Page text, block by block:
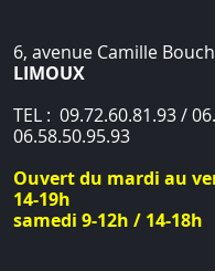
6, avenue Camille
LIMOUX
TEL : 09.72.60.81.93 /
06.58.50.95.93
Ouvert du mardi au
14-19h
samedi 9-12h / 14-18h